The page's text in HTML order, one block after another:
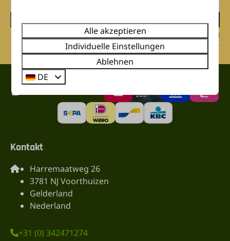
Gesichert durch reCaptcha,Datenschutzbestimmungen
und
Servicebedingungen
gelten.
Kontakt
Harremaatweg 26
3781 NJ Voorthuizen
Gelderland
Nederland
+31 (0) 342471274
Alle akzeptieren
Individuelle Einstellungen
Ablehnen
DE